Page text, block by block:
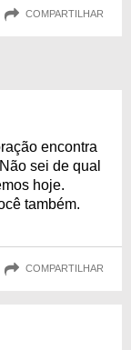
COMPARTILHAR
encontra
sei de qual
hoje.
também.
COMPARTILHAR